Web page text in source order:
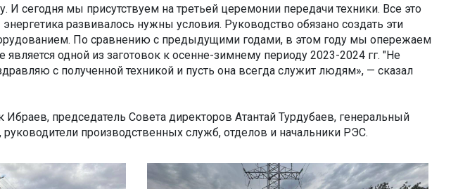
сегодня мы присутствуем на третьей церемонии передачи техники. Все это
развивалось нужны условия. Руководство обязано создать эти
По сравнению с предыдущими годами, в этом году мы опережаем
одной из заготовок к осенне-зимнему периоду 2023-2024 гг. "Не
с полученной техникой и пусть она всегда служит людям», — сказал
председатель Совета директоров Атантай Турдубаев, генеральный
производственных служб, отделов и начальники РЭС.